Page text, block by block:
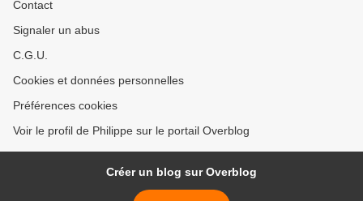
Contact
Signaler un abus
C.G.U.
Cookies et données personnelles
Préférences cookies
Voir le profil de Philippe sur le portail Overblog
Créer un blog sur Overblog